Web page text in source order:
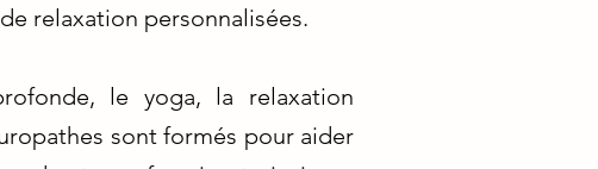
relaxation personnalisées.
le yoga, la relaxation
sont formés pour aider